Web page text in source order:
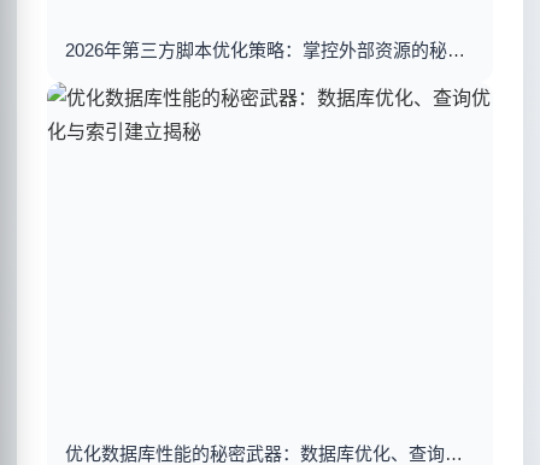
2026年第三方脚本优化策略：掌控外部资源的秘密武器
优化数据库性能的秘密武器：数据库优化、查询优化与索引建立揭秘